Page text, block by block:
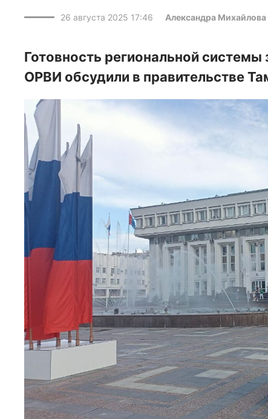
26 августа 2025 17:46 Александра Михайлова
Готовность региональной
ОРВИ обсудили в правительстве